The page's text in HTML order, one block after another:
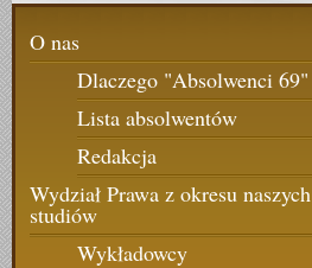
O nas
Dlaczego "Absolwenci 69"
Lista absolwentów
Redakcja
Wydział Prawa z okresu naszych
studiów
Wykładowcy